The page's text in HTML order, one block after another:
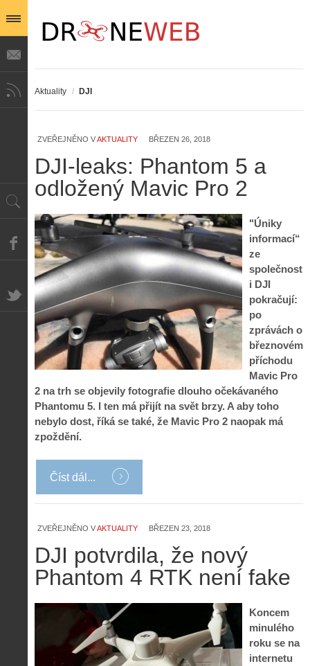
Aktuality / DJI
ZVEŘEJNĚNO VAKTUALITY BŘEZEN 26, 2018
DJI-leaks: Phantom 5 a
odložený Mavic Pro 2
"Úniky
informací“
ze
společnost
i DJI
pokračují:
po
zprávách o
březnovém
příchodu
Mavic Pro
2 na trh se objevily fotografie dlouho očekávaného
Phantomu 5. I ten má přijít na svět brzy. A aby toho
nebylo dost, říká se také, že Mavic Pro 2 naopak má
zpoždění.
Číst dál...
ZVEŘEJNĚNO VAKTUALITY BŘEZEN 23, 2018
DJI potvrdila, že nový
Phantom 4 RTK není fake
Koncem
minulého
roku se na
internetu